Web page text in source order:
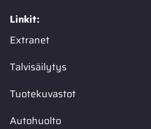
Linkit:
Extranet
Talvisäilytys
Tuotekuvastot
Autohuolto